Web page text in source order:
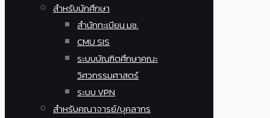
สำหรับนักศึกษา
สำนักทะเบียน มช.
CMU SIS
ระบบบัณฑิตศึกษาคณะ
วิศวกรรมศาสตร์
ระบบ VPN
สำหรับคณาจารย์/บุคลากร